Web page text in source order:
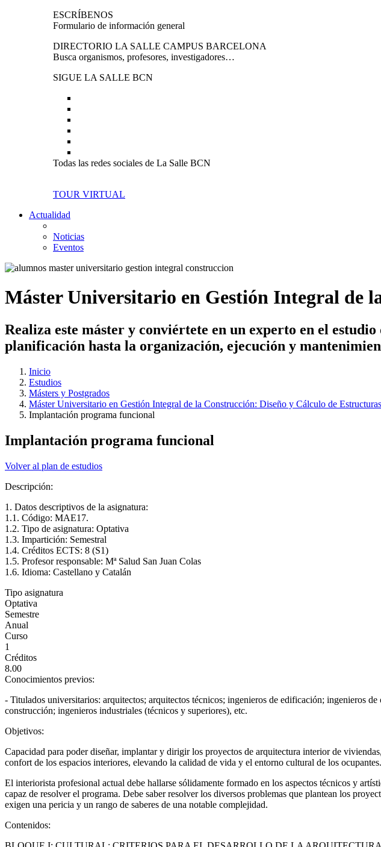
ESCRÍBENOS
Formulario de información general
DIRECTORIO LA SALLE CAMPUS BARCELONA
Busca organismos, profesores, investigadores…
SIGUE LA SALLE BCN
Todas las redes sociales de La Salle BCN
TOUR VIRTUAL
Actualidad
Noticias
Eventos
Máster Universitario en Gestión Integral de
Realiza este máster y conviértete en un experto en el
planificación hasta la organización, ejecución y
Inicio
Estudios
Másters y Postgrados
Máster Universitario en Gestión Integral de la Construcción: Diseño y Cálculo de Estructuras
Implantación programa funcional
Implantación programa funcional
Volver al plan de estudios
Descripción:
1. Datos descriptivos de la asignatura:
1.1. Código: MAE17.
1.2. Tipo de asignatura: Optativa
1.3. Impartición: Semestral
1.4. Créditos ECTS: 8 (S1)
1.5. Profesor responsable: Mª Salud San Juan Colas
1.6. Idioma: Castellano y Catalán
Tipo asignatura
Optativa
Semestre
Anual
Curso
1
Créditos
8.00
Conocimientos previos:
- Titulados universitarios: arquitectos; arquitectos técnicos; ingenieros de edificación; ingenieros
construcción; ingenieros industriales (técnicos y superiores), etc.
Objetivos:
Capacidad para poder diseñar, implantar y dirigir los proyectos de arquitectura interior de
confort de los espacios interiores, elevando la calidad de vida y el entorno cultural de los ocupantes.
El interiorista profesional actual debe hallarse sólidamente formado en los aspectos técnicos y
capaz de resolver el programa. Debe saber resolver los diversos problemas que plantean los
exigen una pericia y un rango de saberes de una notable complejidad.
Contenidos: